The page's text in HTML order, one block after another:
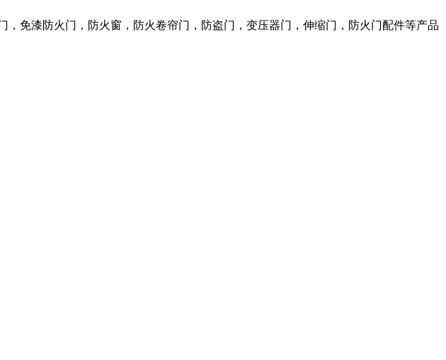
免漆防火门，防火窗，防火卷帘门，防盗门，变压器门，伸缩门，防火门配件等产品